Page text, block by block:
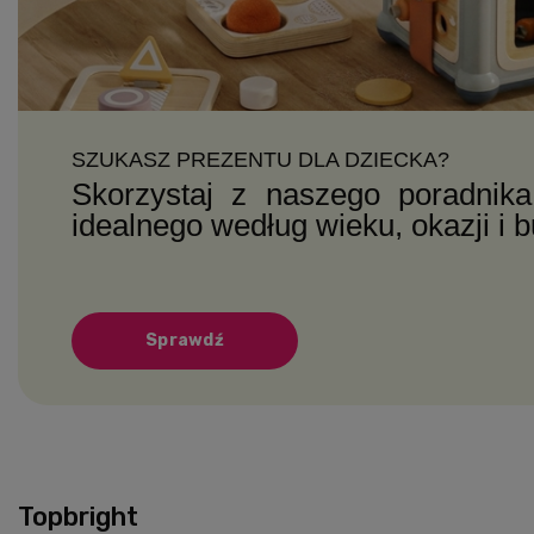
SZUKASZ PREZENTU DLA DZIECKA?
Skorzystaj z naszego
idealnego według wieku, okazji i
Sprawdź
Topbright